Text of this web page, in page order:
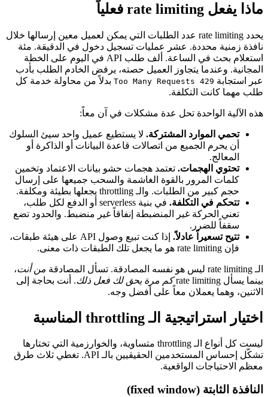
ماذا يفعل rate limiting فعلياً
يحدد rate limiting عدد الطلبات التي يمكن لعميل معين إرسالها خلال
نافذة زمنية محددة. عشر عمليات تسجيل دخول في الدقيقة. مئة
استعلام بحث في الساعة. ألف طلب API في اليوم على الخطة
المجانية. وعندما يتجاوز العميل حصته، يرفض الخادم الطلب بأدب
عبر استجابة 429 Too Many Requests
بدلاً من محاولة خدمة كل
طلب مهما كانت التكلفة.
هذه الآلية الواحدة تحل عدة مشكلات في آن معاً:
تحمي الموارد المشتركة. لا يستطيع عميل واحد سيئ السلوك
أن يحرم الجميع من اتصالات قاعدة البيانات أو الذاكرة أو
المعالج.
تحتوي الهجمات. تعتمد هجمات حشو بيانات الاعتماد وتخمين
كلمات المرور بالقوة الغاشمة والسحب جميعها على إرسال
حجم كبير من الطلبات. والـ throttling يجعلها بطيئة ومكلفة.
تتحكم في التكلفة.
في بنية serverless أو الدفع لكل طلب،
تعني الحركة غير المنضبطة إنفاقاً غير منضبط. والحدود تضع
سقفاً للضرر.
تتيح تسعيراً عادلاً.
إذا كنت تبيع وصول API على هيئة طبقات،
فإن rate limiting هو ما يجعل تلك الطبقات ذات معنى.
الـ rate limiting ليس هو نفسه المصادقة. تسأل المصادقة من أنت،
بينما يسأل rate limiting
كم مرة يحق لك فعل ذلك. أنت بحاجة إلى
الاثنين، وهما يعملان معاً على أفضل وجه.
اختيار استراتيجية الـ throttling المناسبة
ليست كل أنواع الـ throttling متساوية، والخوارزمية التي تختارها
تشكّل إحساس المستخدمين الحقيقيين بالـ API. تغطي ثلاث طرق
معظم الاحتياجات الواقعية.
النافذة الثابتة (fixed window)